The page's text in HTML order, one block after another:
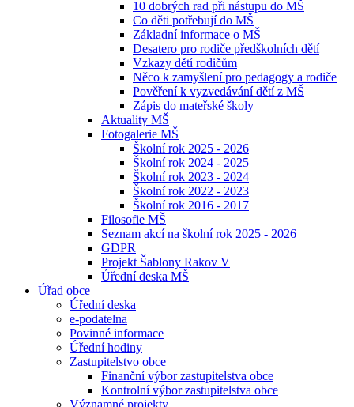
10 dobrých rad při nástupu do MŠ
Co děti potřebují do MŠ
Základní informace o MŠ
Desatero pro rodiče předškolních dětí
Vzkazy dětí rodičům
Něco k zamyšlení pro pedagogy a rodiče
Pověření k vyzvedávání dětí z MŠ
Zápis do mateřské školy
Aktuality MŠ
Fotogalerie MŠ
Školní rok 2025 - 2026
Školní rok 2024 - 2025
Školní rok 2023 - 2024
Školní rok 2022 - 2023
Školní rok 2016 - 2017
Filosofie MŠ
Seznam akcí na školní rok 2025 - 2026
GDPR
Projekt Šablony Rakov V
Úřední deska MŠ
Úřad obce
Úřední deska
e-podatelna
Povinné informace
Úřední hodiny
Zastupitelstvo obce
Finanční výbor zastupitelstva obce
Kontrolní výbor zastupitelstva obce
Významné projekty